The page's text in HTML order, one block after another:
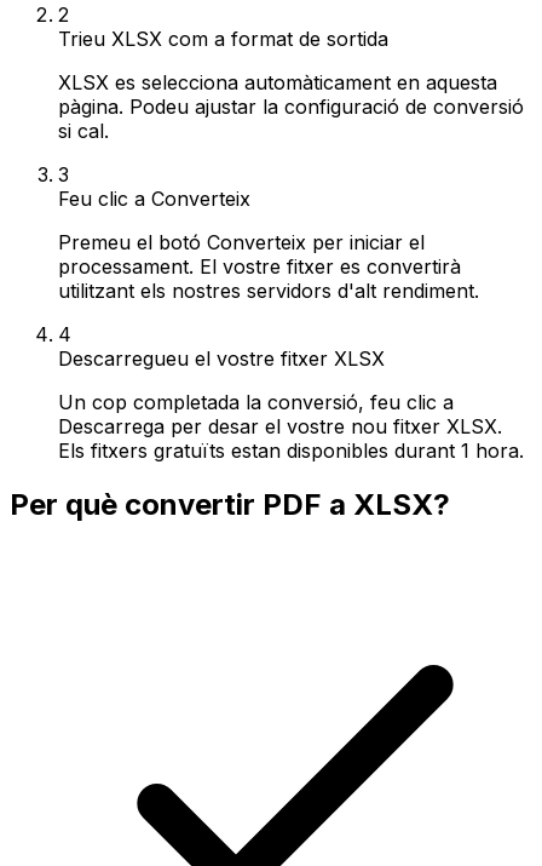
2
Trieu XLSX com a format de sortida
XLSX es selecciona automàticament en aquesta
pàgina. Podeu ajustar la configuració de conversió
si cal.
3
Feu clic a Converteix
Premeu el botó Converteix per iniciar el
processament. El vostre fitxer es convertirà
utilitzant els nostres servidors d'alt rendiment.
4
Descarregueu el vostre fitxer XLSX
Un cop completada la conversió, feu clic a
Descarrega per desar el vostre nou fitxer XLSX.
Els fitxers gratuïts estan disponibles durant 1 hora.
Per què convertir PDF a XLSX?